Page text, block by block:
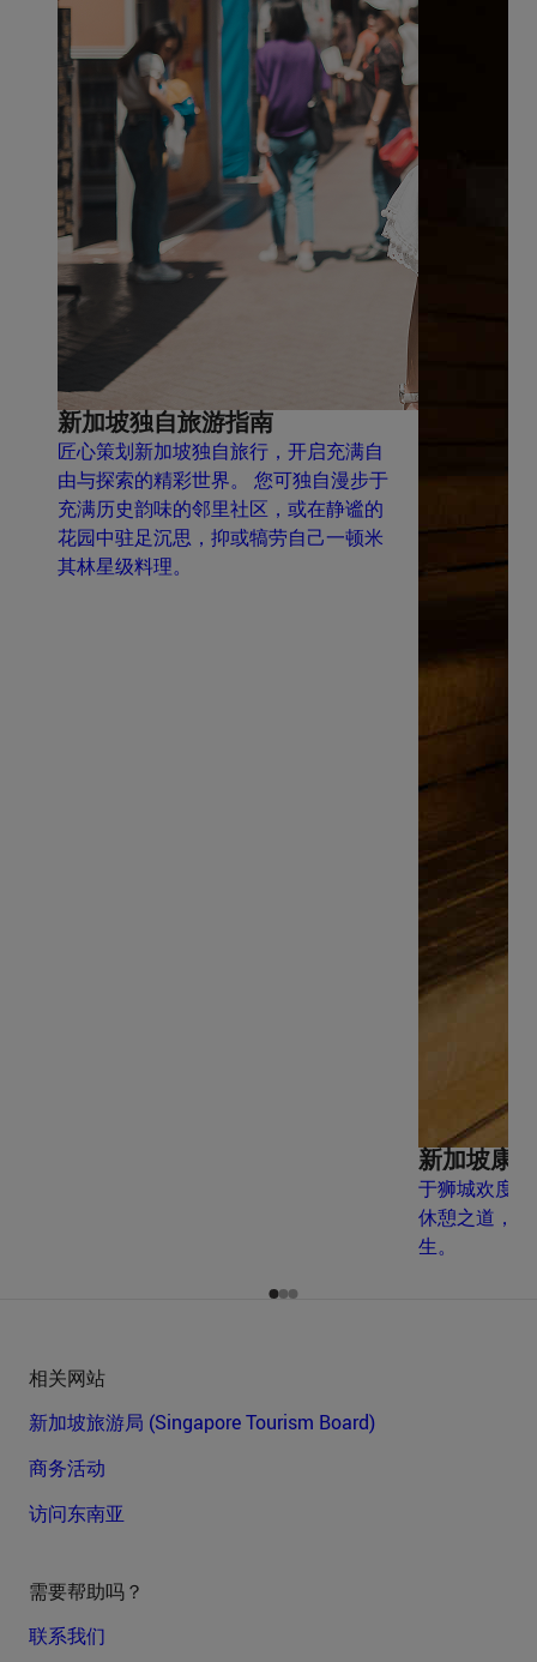
新加坡独自旅游指南
匠心策划新加坡独自旅行，开启充满自
由与探索的精彩世界。 您可独自漫步于
充满历史韵味的邻里社区，或在静谧的
花园中驻足沉思，抑或犒劳自己一顿米
其林星级料理。
新加坡康
于狮城欢度
休憩之道，
生。
相关网站
新加坡旅游局 (Singapore Tourism Board)
商务活动
访问东南亚
需要帮助吗？
联系我们